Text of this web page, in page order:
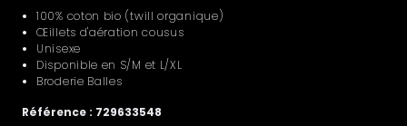
100% coton bio (twill organique)
Œillets d'aération cousus
Unisexe
Disponible en S/M et L/XL
Broderie Balles
Référence : 729633548